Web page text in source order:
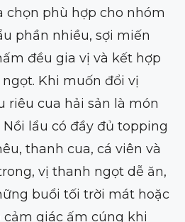
chọn phù hợp cho nhóm
phần nhiều, sợi miến
đều gia vị và kết hợp
Khi muốn đổi vị
riêu cua hải sản là món
lẩu có đầy đủ topping
thanh cua, cá viên và
vị thanh ngọt dễ ăn,
buổi tối trời mát hoặc
giác ấm cúng khi